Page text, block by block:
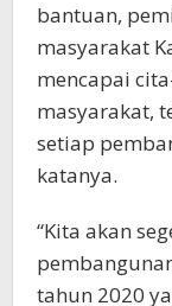
bantuan,
masyarakat
mencapai
masyarakat,
setiap
katanya.
“Kita akan
tahun 2020